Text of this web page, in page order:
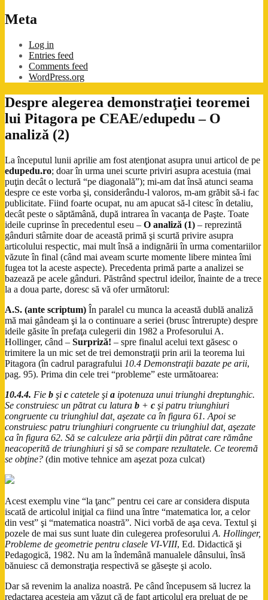
Meta
Log in
Entries feed
Comments feed
WordPress.org
Despre alegerea demonstraţiei teoremei
lui Pitagora pe CEAE/edupedu – O
analiză (2)
La începutul lunii aprilie am fost atenţionat asupra unui articol de pe
edupedu.ro; doar în urma unei scurte priviri asupra acestuia (mai
puţin decât o lectură “pe diagonală”); mi-am dat însă atunci seama
despre ce este vorba şi, considerându-l valoros, m-am grăbit să-i fac
publicitate. Fiind foarte ocupat, nu am apucat să-l citesc în detaliu,
decât peste o săptămână, după intrarea în vacanţa de Paşte. Toate
ideile cuprinse în precedentul eseu – O analiză (1) – reprezintă
gânduri stârnite doar de această primă şi scurtă privire asupra
articolului respectic, mai mult însă a indignării în urma comentariilor
văzute în final (când mai aveam scurte momente libere mintea îmi
fugea tot la aceste aspecte). Precedenta primă parte a analizei se
bazează pe acele gânduri. Păstrând spectrul ideilor, înainte de a trece
la a doua parte, doresc să vă ofer următorul:
A.S. (ante scriptum) În paralel cu munca la această dublă analiză
mă mai gândeam şi la o continuare a seriei (brusc întrerupte) despre
ideile găsite în prefaţa culegerii din 1982 a Profesorului A.
Hollinger, când – Surpriză! – spre finalul acelui text găsesc o
trimitere la un mic set de trei demonstraţii prin arii la teorema lui
Pitagora (în cadrul paragrafului 10.4 Demonstraţii bazate pe arii,
pag. 95). Prima din cele trei “probleme” este următoarea:
10.4.4. Fie b şi c catetele şi a ipotenuza unui triunghi dreptunghic.
Se construiesc un pătrat cu latura b + c şi patru triunghiuri
congruente cu triunghiul dat, aşezate ca în figura 61. Apoi se
construiesc patru triunghiuri congruente cu triunghiul dat, aşezate
ca în figura 62. Să se calculeze aria părţii din pătrat care rămâne
neacoperită de triunghiuri şi să se compare rezultatele. Ce teoremă
se obţine? (din motive tehnice am aşezat poza culcat)
Acest exemplu vine “la ţanc” pentru cei care ar considera disputa
iscată de articolul iniţial ca fiind una între “matematica lor, a celor
din vest” şi “matematica noastră”. Nici vorbă de aşa ceva. Textul şi
pozele de mai sus sunt luate din culegerea profesorului A. Hollinger,
Probleme de geometrie pentru clasele VI-VIII, Ed. Didactică şi
Pedagogică, 1982. Nu am la îndemână manualele dânsului, însă
bănuiesc că demonstraţia respectivă se găseşte şi acolo.
Dar să revenim la analiza noastră. Pe când începusem să lucrez la
redactarea acesteia am văzut că de fapt articolul era preluat de pe